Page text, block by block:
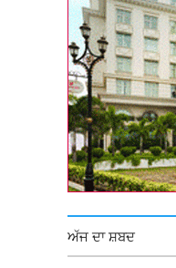
ਅੱਜ ਦਾ ਸ਼ਬਦ